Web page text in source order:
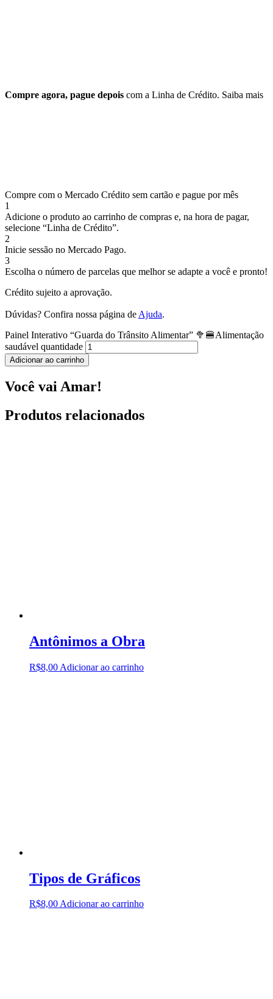
Compre agora, pague depois com a Linha de Crédito. Saiba mais
Compre com o Mercado Crédito sem cartão e pague por mês
1
Adicione o produto ao carrinho de compras e, na hora de pagar,
selecione “Linha de Crédito”.
2
Inicie sessão no Mercado Pago.
3
Escolha o número de parcelas que melhor se adapte a você e pronto!
Crédito sujeito a aprovação.
Dúvidas? Confira nossa página de Ajuda.
Painel Interativo “Guarda do Trânsito Alimentar” 🥦🍔Alimentação
saudável quantidade
Adicionar ao carrinho
Você vai Amar!
Produtos relacionados
Antônimos a Obra
R$8,00 Adicionar ao carrinho
Tipos de Gráficos
R$8,00Adicionar ao carrinho